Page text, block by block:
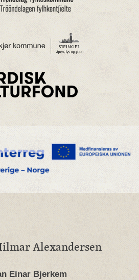
Alexandersen
Einar Bjerkem